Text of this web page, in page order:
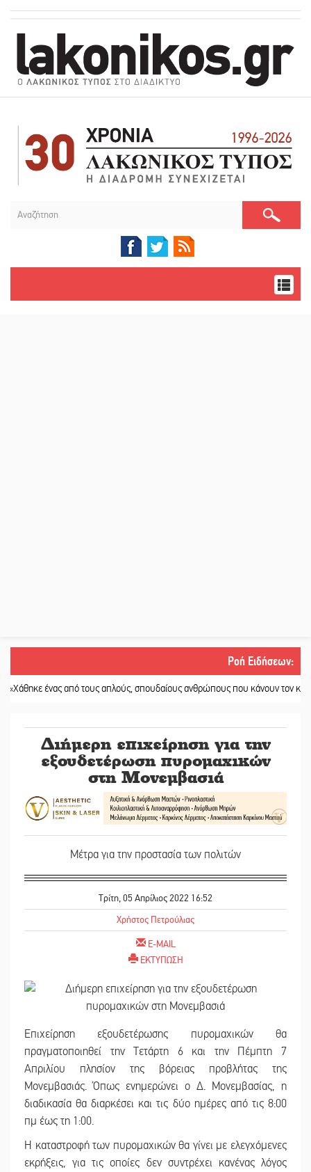
Ροή Ειδήσεων:
ένας από τους απλούς, σπουδαίους ανθρώπους που κάνουν τον κόσμο λίγο
Διήμερη επιχείρηση για την
εξουδετέρωση πυρομαχικών
στη Μονεμβασιά
Μέτρα για την προστασία των πολιτών
Τρίτη, 05 Απρίλιος 2022 16:52
Χρήστος Πετρούλιας
E-MAIL
ΕΚΤΥΠΩΣΗ
Επιχείρηση εξουδετέρωσης πυρομαχικών θα
πραγματοποιηθεί την Τετάρτη 6 και την Πέμπτη 7
Απριλίου πλησίον της βόρειας προβλήτας της
Μονεμβασιάς. Όπως ενημερώνει ο Δ. Μονεμβασίας, η
διαδικασία θα διαρκέσει και τις δύο ημέρες από τις 8:00
πμ έως τη 1:00.
Η καταστροφή των πυρομαχικών θα γίνει με ελεγχόμενες
εκρήξεις, για τις οποίες δεν συντρέχει κανένας λόγος